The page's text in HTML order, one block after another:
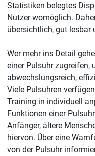
Statistiken belegtes
Nutzer womöglich.
übersichtlich, gut lesbar
Wer mehr ins Detail
einer Pulsuhr zugreifen,
abwechslungsreich,
Viele Pulsuhren
Training in individuell
Funktionen einer
Anfänger, ältere
hiervon. Über eine
von der Pulsuhr